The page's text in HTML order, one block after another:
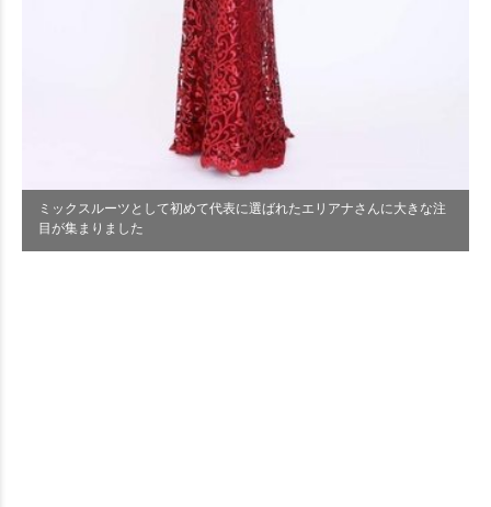
ミックスルーツとして初めて代表に選ばれたエリアナさんに大きな注
目が集まりました